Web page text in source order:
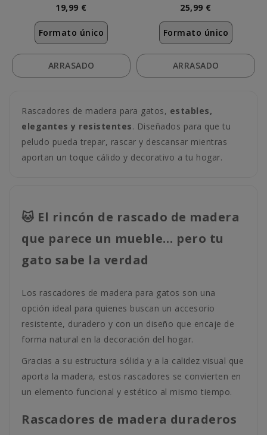
19,99 €
Formato único
ARRASADO
25,99 €
Formato único
ARRASADO
Rascadores de madera para gatos, estables,
elegantes y resistentes. Diseñados para que tu
peludo pueda trepar, rascar y descansar mientras
aportan un toque cálido y decorativo a tu hogar.
🐱 El rincón de rascado de madera
que parece un mueble… pero tu
gato sabe la verdad
Los rascadores de madera para gatos son una
opción ideal para quienes buscan un accesorio
resistente, duradero y con un diseño que encaje de
forma natural en la decoración del hogar.
Gracias a su estructura sólida y a la calidez visual que
aporta la madera, estos rascadores se convierten en
un elemento funcional y estético al mismo tiempo.
Rascadores de madera duraderos